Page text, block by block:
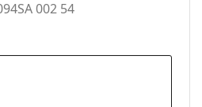
002 54